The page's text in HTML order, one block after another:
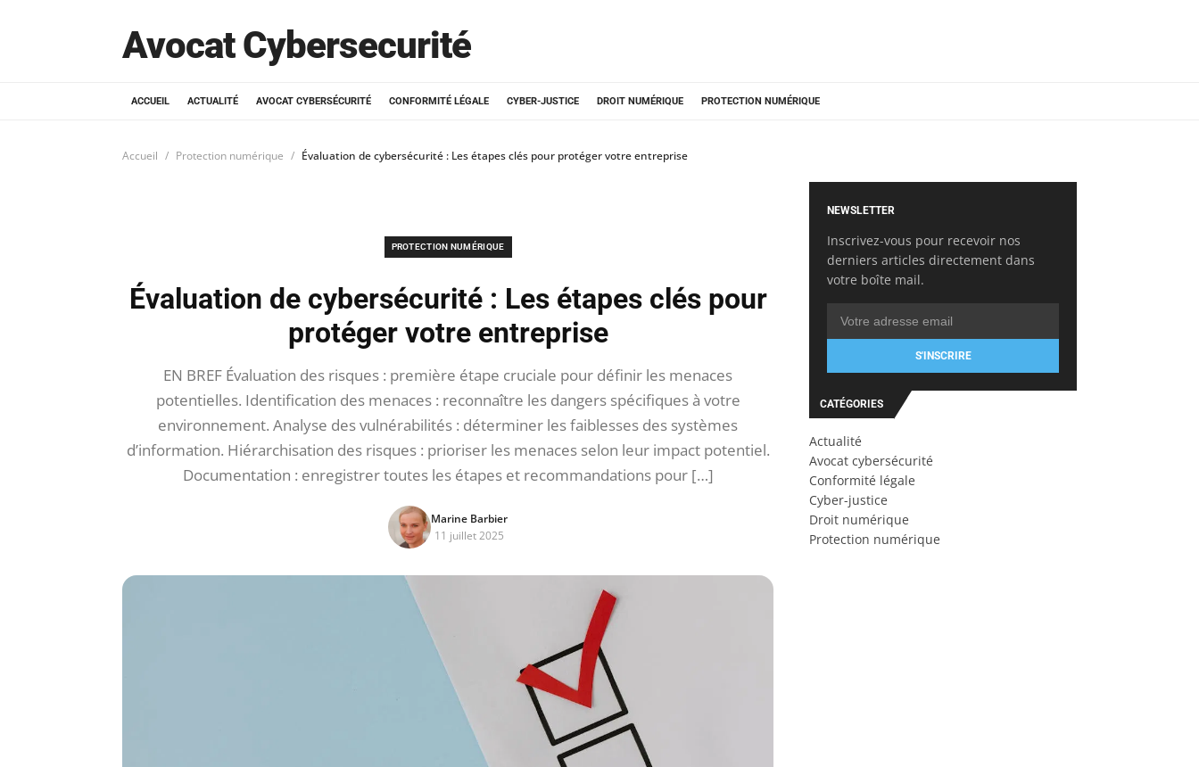
Avocat Cybersecurité
ACCUEIL ACTUALITÉ AVOCAT CYBERSÉCURITÉ CONFORMITÉ LÉGALE CYBER-JUSTICE DROIT NUMÉRIQUE PROTECTION NUMÉRIQUE
Accueil Protection numérique Évaluation de cybersécurité : Les étapes clés pour protéger votre entreprise
PROTECTION NUMÉRIQUE
Évaluation de cybersécurité : Les étapes clés pour
protéger votre entreprise
EN BREF Évaluation des risques : première étape cruciale pour définir les menaces
potentielles. Identification des menaces : reconnaître les dangers spécifiques à votre
environnement. Analyse des vulnérabilités : déterminer les faiblesses des systèmes
d’information. Hiérarchisation des risques : prioriser les menaces selon leur impact potentiel.
Documentation : enregistrer toutes les étapes et recommandations pour […]
Marine Barbier
11 juillet 2025
NEWSLETTER
Inscrivez-vous pour recevoir nos
derniers articles directement dans
votre boîte mail.
S'INSCRIRE
CATÉGORIES
Actualité
Avocat cybersécurité
Conformité légale
Cyber-justice
Droit numérique
Protection numérique